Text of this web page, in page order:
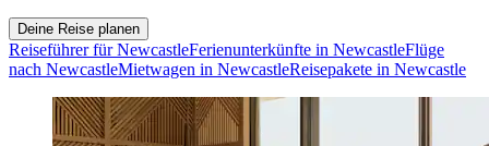
Deine Reise planen
Reiseführer für NewcastleFerienunterkünfte in NewcastleFlüge
nach NewcastleMietwagen in NewcastleReisepakete in Newcastle